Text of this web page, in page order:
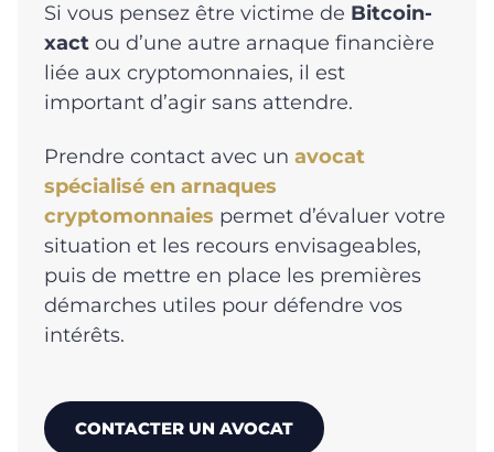
Si vous pensez être victime de Bitcoin-
xact ou d’une autre arnaque financière
liée aux cryptomonnaies, il est
important d’agir sans attendre.
Prendre contact avec un avocat
spécialisé en arnaques
cryptomonnaies permet d’évaluer votre
situation et les recours envisageables,
puis de mettre en place les premières
démarches utiles pour défendre vos
intérêts.
CONTACTER UN AVOCAT